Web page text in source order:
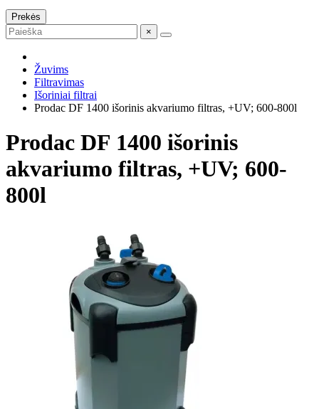
Prekės
×
Žuvims
Filtravimas
Išoriniai filtrai
Prodac DF 1400 išorinis akvariumo filtras, +UV; 600-800l
Prodac DF 1400 išorinis
akvariumo filtras, +UV; 600-
800l